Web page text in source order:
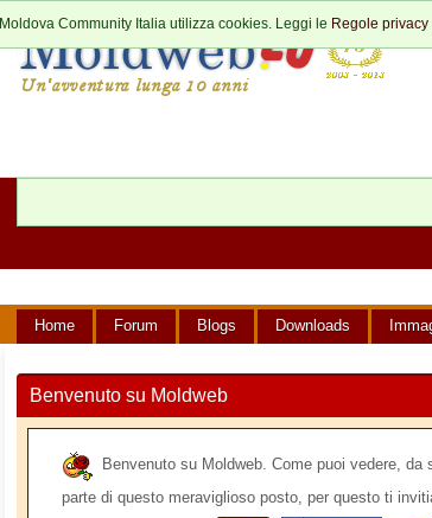
Moldova Community Italia utilizza cookies. Leggi le Regole privacy
Home Forum Blogs Downloads
Benvenuto su Moldweb
Benvenuto su Moldweb. Come puoi vedere,
parte di questo meraviglioso posto, per questo ti